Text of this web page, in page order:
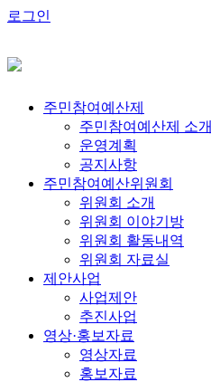
로그인
주민참여예산제
주민참여예산제 소개
운영계획
공지사항
주민참여예산위원회
위원회 소개
위원회 이야기방
위원회 활동내역
위원회 자료실
제안사업
사업제안
추진사업
영상·홍보자료
영상자료
홍보자료